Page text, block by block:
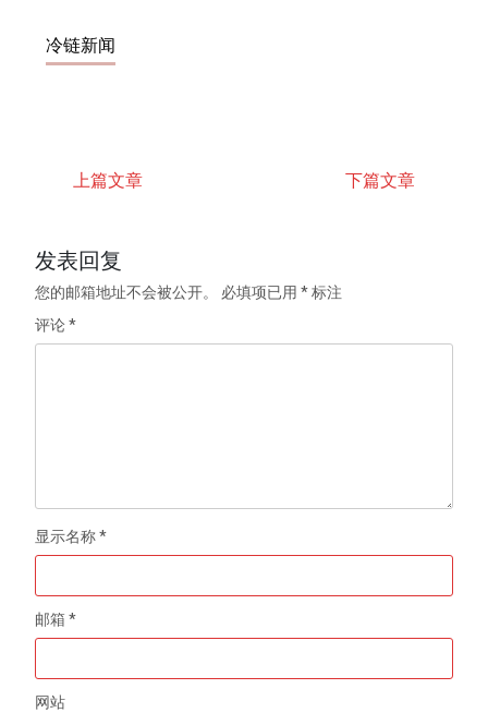
冷链新闻
上篇文章 下篇文章
发表回复
您的邮箱地址不会被公开。 必填项已用*标注
评论*
显示名称*
邮箱*
网站